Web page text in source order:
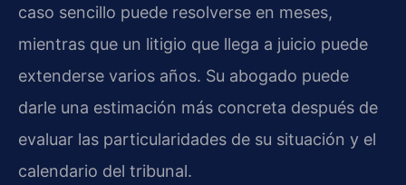
caso sencillo puede resolverse en meses,
mientras que un litigio que llega a juicio puede
extenderse varios años. Su abogado puede
darle una estimación más concreta después de
evaluar las particularidades de su situación y el
calendario del tribunal.